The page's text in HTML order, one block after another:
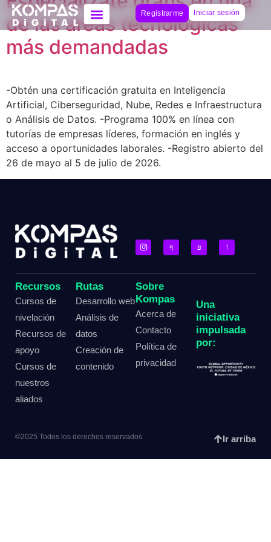
Registrarme Iniciar sesión
de las áreas tecnológicas
más demandadas
-Obtén una certificación gratuita en Inteligencia
Artificial, Ciberseguridad, Nube, Redes e Infraestructura
o Análisis de Datos. -Programa 100% en línea con
tutorías de empresas líderes, formación en inglés y
acceso a oportunidades laborales. -Registro abierto del
26 de mayo al 5 de julio de 2026.
Recursos
Cursos de
nivelación
Recursos de
apoyo
Cursos de
nuestros
aliados
Rutas
Desarrollo web
Análisis de
datos
Creación de
contenido
Sobre
Kompas
Acerca de
Contacto
Política de
privacidad
Una
iniciativa
impulsada
por:
©2025 Todos los derechos reservados Ir arriba